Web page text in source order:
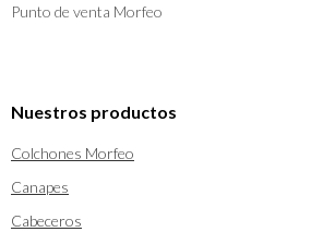
Punto de venta Morfeo
Nuestros productos
Colchones Morfeo
Canapes
Cabeceros